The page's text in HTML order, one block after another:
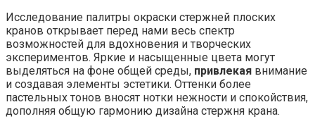
Исследование палитры окраски стержней плоских
кранов открывает перед нами весь спектр
возможностей для вдохновения и творческих
экспериментов. Яркие и насыщенные цвета могут
выделяться на фоне общей среды, привлекая внимание
и создавая элементы эстетики. Оттенки более
пастельных тонов вносят нотки нежности и спокойствия,
дополняя общую гармонию дизайна стержня крана.